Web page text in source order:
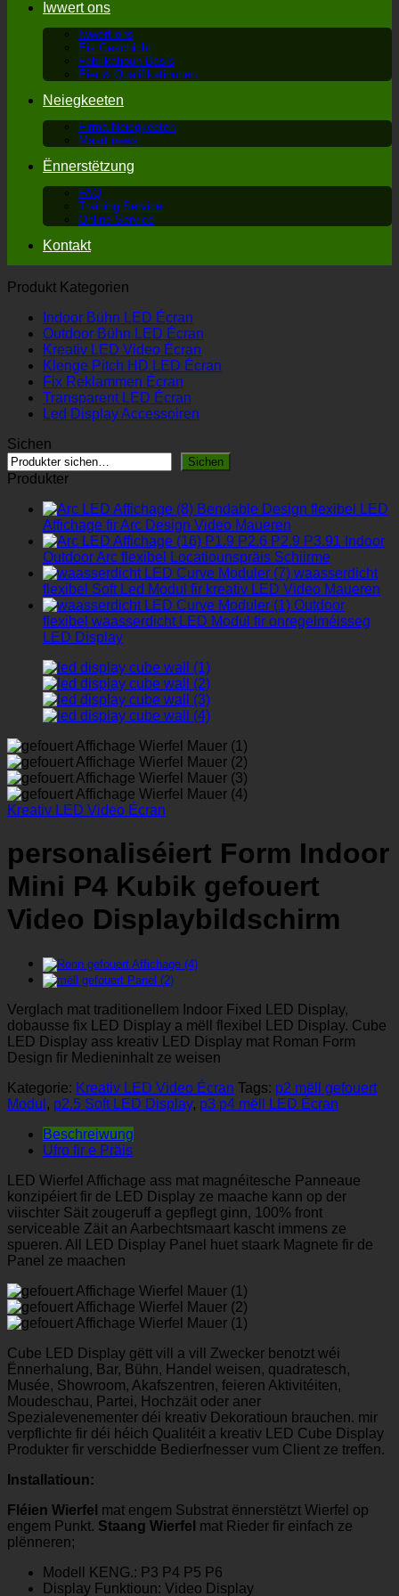
Iwwert ons
Iwwert ons
Eis Geschicht
Fabrikatioun Basis
Éier & Qualifikatiounen
Neiegkeeten
Firma Neiegkeeten
Maart news
Ënnerstëtzung
FAQ
Training Service
Online Service
Kontakt
Produkt Kategorien
Indoor Bühn LED Écran
Outdoor Bühn LED Écran
Kreativ LED Video Écran
Klenge Pitch HD LED Écran
Fix Reklammen Écran
Transparent LED Écran
Led Display Accessoiren
Sichen
Sichen
Produkter
Bendable Design flexibel LED
Affichage fir Arc Design Video Maueren
P1.9 P2.6 P2.9 P3.91 Indoor
Outdoor Arc flexibel Locatiounspräis Schiirme
waasserdicht
flexibel Soft Led Modul fir kreativ LED Video Maueren
Outdoor
flexibel waasserdicht LED Modul fir onregelméisseg
LED Display
Kreativ LED Video Écran
personaliséiert Form Indoor
Mini P4 Kubik gefouert
Video Displaybildschirm
Verglach mat traditionellem Indoor Fixed LED Display,
dobausse fix LED Display a mëll flexibel LED Display. Cube
LED Display ass kreativ LED Display mat Roman Form
Design fir Medieninhalt ze weisen
Kategorie: Kreativ LED Video Écran Tags: p2 mëll gefouert
Modul , p2.5 Soft LED Display, p3 p4 mëll LED Écran
Beschreiwung
Ufro fir e Präis
LED Wierfel Affichage ass mat magnéitesche Panneaue
konzipéiert fir de LED Display ze maache kann op der
viischter Säit zougeruff a gepflegt ginn, 100% front
serviceable Zäit an Aarbechtsmaart kascht immens ze
spueren. All LED Display Panel huet staark Magnete fir de
Panel ze maachen
Cube LED Display gëtt vill a vill Zwecker benotzt wéi
Ënnerhalung, Bar, Bühn, Handel weisen, quadratesch,
Musée, Showroom, Akafszentren, feieren Aktivitéiten,
Moudeschau, Partei, Hochzäit oder aner
Spezialevenementer déi kreativ Dekoratioun brauchen. mir
verpflichte fir déi héich Qualitéit a kreativ LED Cube Display
Produkter fir verschidde Bedierfnesser vum Client ze treffen.
Installatioun:
Fléien Wierfel mat engem Substrat ënnerstëtzt Wierfel op
engem Punkt. Staang Wierfel mat Rieder fir einfach ze
plënneren;
Modell KENG.: P3 P4 P5 P6
Display Funktioun: Video Display